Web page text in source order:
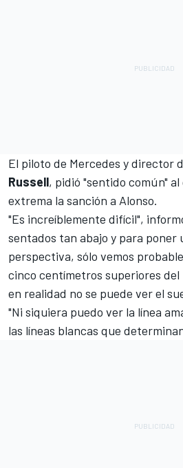
El piloto de Mercedes y director
Russell, pidió "sentido común"
extrema la sanción a Alonso.
"Es increíblemente difícil",
sentados tan abajo y para poner
perspectiva, sólo vemos
cinco centímetros superiores
en realidad no se puede ver el
"Ni siquiera puedo ver la línea
las líneas blancas que